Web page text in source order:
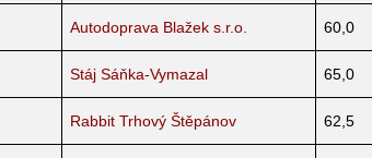
Autodoprava Blažek s.r.o. 60,0
Stáj Sáňka-Vymazal 65,0
Rabbit Trhový Štěpánov 62,5